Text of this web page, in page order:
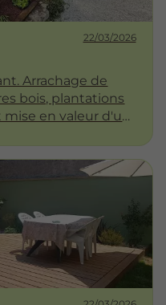
22/03/2026
Arrachage de
bois, plantations
en valeur d'un